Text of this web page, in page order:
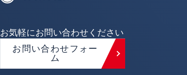
お気軽にお問い合わせください
お問い合わせフォー
ム